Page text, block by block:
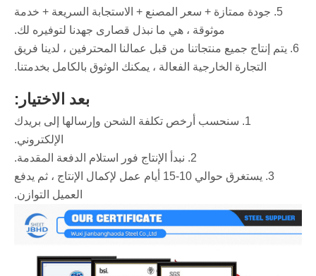
5. جودة ممتازة + سعر المصنع + الاستجابة السريعة + خدمة
موثوقة ، هي ما نبذل قصارى جهدنا لتوفيره لك.
6. يتم إنتاج جميع منتجاتنا من قبل عمالنا المحترفين ، لدينا فريق
التجارة الخارجية الفعالة ، يمكنك الوثوق بالكامل بخدمتنا.
بعد الاختيار:
1. سنحسب أرخص تكلفة الشحن وإرسالها إلى بريدك
الإلكتروني.
2. نبدأ الإنتاج فور استلام الدفعة المقدمة.
3. يستغرق حوالي 10-15 أيام عمل لإكمال الإنتاج ، ثم يدفع
العميل التوازن.